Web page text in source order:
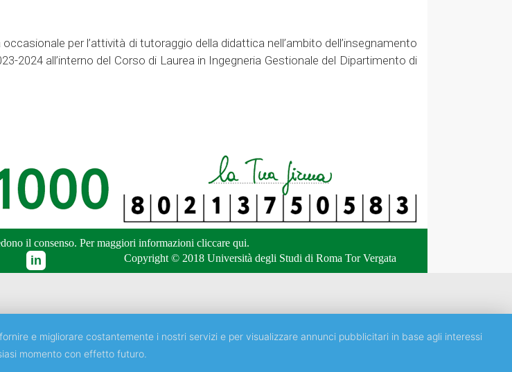
per l’attività di tutoraggio della didattica nell’ambito dell’insegnamento
2024 all’interno del Corso di Laurea in Ingegneria Gestionale del Dipartimento di
il consenso. Per maggiori informazioni cliccare qui.
Copyright © 2018 Università degli Studi di Roma Tor Vergata
e migliorare costantemente i nostri servizi e per visualizzare annunci pubblicitari in base agli interessi
momento con effetto futuro.